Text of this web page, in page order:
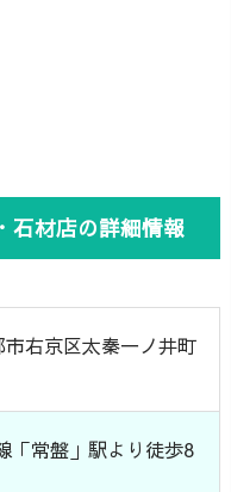
材店の詳細情報
市右京区太秦一ノ井町
「常盤」駅より徒歩8